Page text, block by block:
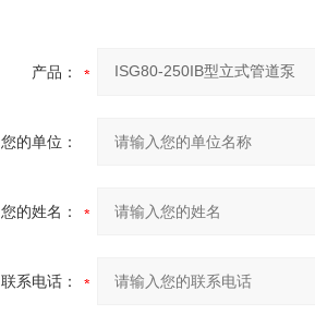
产品：
您的单位：
您的姓名：
联系电话：